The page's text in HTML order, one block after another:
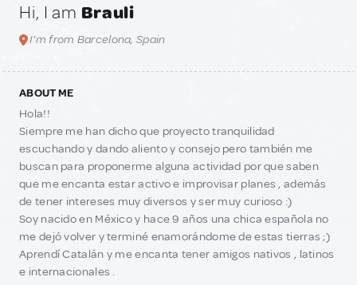
Hi, I am Brauli
I'm from Barcelona, Spain
ABOUT ME
Hola!!
Siempre me han dicho que proyecto tranquilidad
escuchando y dando aliento y consejo pero también me
buscan para proponerme alguna actividad por que saben
que me encanta estar activo e improvisar planes , además
de tener intereses muy diversos y ser muy curioso :)
Soy nacido en México y hace 9 años una chica española no
me dejó volver y terminé enamorándome de estas tierras ;)
Aprendí Catalán y me encanta tener amigos nativos , latinos
e internacionales .